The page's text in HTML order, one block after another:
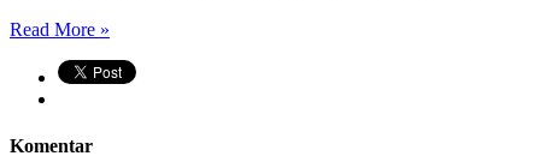
Read More »
Komentar